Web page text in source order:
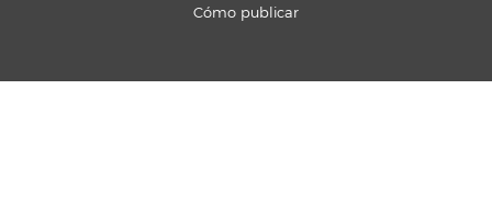
Cómo publicar